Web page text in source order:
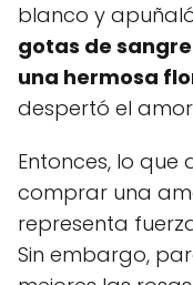
blanco y
gotas de
una hermosa
despertó el
Entonces, lo que
comprar una
representa
Sin embargo,